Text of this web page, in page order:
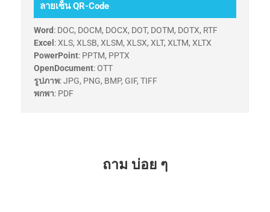
ลายเซ็น QR-Code
Word: DOC, DOCM, DOCX, DOT, DOTM, DOTX, RTF
Excel : XLS, XLSB, XLSM, XLSX, XLT, XLTM, XLTX
PowerPoint: PPTM, PPTX
OpenDocument: OTT
รูปภาพ: JPG, PNG, BMP, GIF, TIFF
พกพา: PDF
ถาม บ่อย ๆ